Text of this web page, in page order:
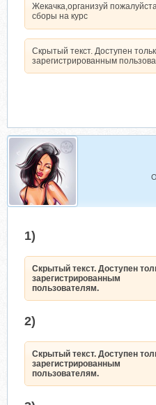
Жекачка,организуй
сборы на курс
Скрытый текст. Доступен
зарегистрированным
1)
Скрытый текст. Доступен
зарегистрированным
пользователям.
2)
Скрытый текст. Доступен
зарегистрированным
пользователям.